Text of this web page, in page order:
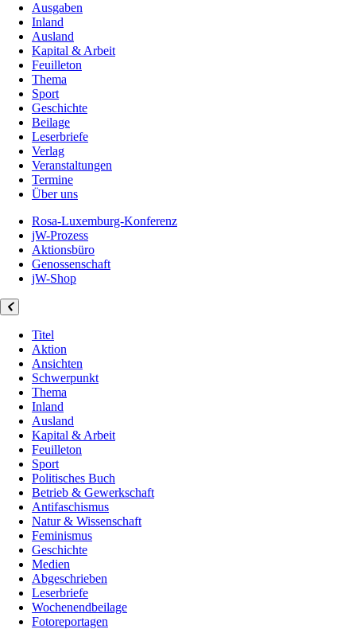
Ausgaben
Inland
Ausland
Kapital & Arbeit
Feuilleton
Thema
Sport
Geschichte
Beilage
Leserbriefe
Verlag
Veranstaltungen
Termine
Über uns
Rosa-Luxemburg-Konferenz
jW-Prozess
Aktionsbüro
Genossenschaft
jW-Shop
Titel
Aktion
Ansichten
Schwerpunkt
Thema
Inland
Ausland
Kapital & Arbeit
Feuilleton
Sport
Politisches Buch
Betrieb & Gewerkschaft
Antifaschismus
Natur & Wissenschaft
Feminismus
Geschichte
Medien
Abgeschrieben
Leserbriefe
Wochenendbeilage
Fotoreportagen